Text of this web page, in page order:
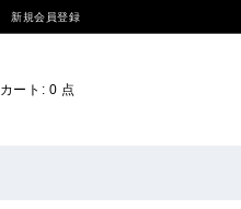
新規会員登録
カート: 0 点